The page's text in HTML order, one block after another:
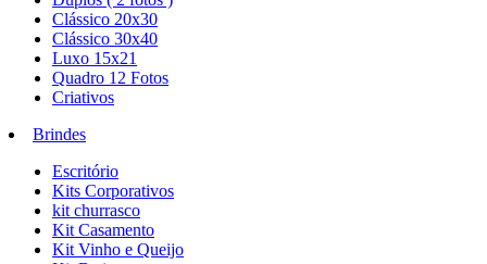
Clássico 20x30
Clássico 30x40
Luxo 15x21
Quadro 12 Fotos
Criativos
Brindes
Escritório
Kits Corporativos
kit churrasco
Kit Casamento
Kit Vinho e Queijo